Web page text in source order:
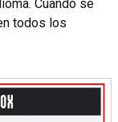
Cuando se
todos los